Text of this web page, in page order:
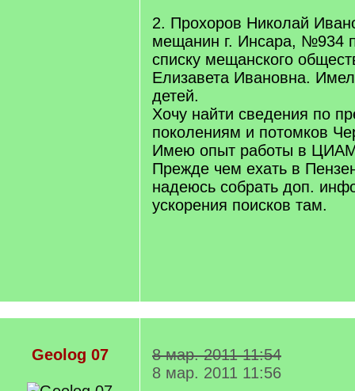
2. Прохоров Николай
мещанин г. Инсара, №934
списку мещанского
Елизавета Ивановна.
детей.
Хочу найти сведения по
поколениям и потомков
Имею опыт работы в
Прежде чем ехать в
надеюсь собрать доп.
ускорения поисков там.
Geolog 07
8 мар. 2011 11:54
8 мар. 2011 11:56